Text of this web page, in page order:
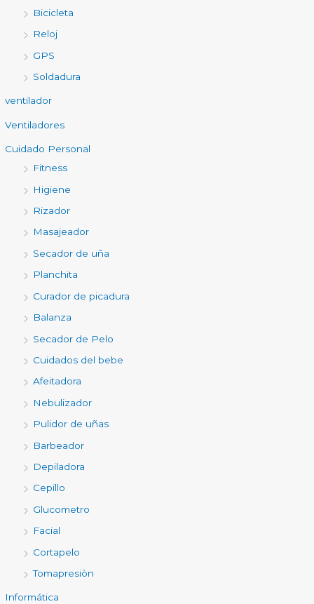
Bicicleta
Reloj
GPS
Soldadura
ventilador
Ventiladores
Cuidado Personal
Fitness
Higiene
Rizador
Masajeador
Secador de uña
Planchita
Curador de picadura
Balanza
Secador de Pelo
Cuidados del bebe
Afeitadora
Nebulizador
Pulidor de uñas
Barbeador
Depiladora
Cepillo
Glucometro
Facial
Cortapelo
Tomapresiòn
Informática